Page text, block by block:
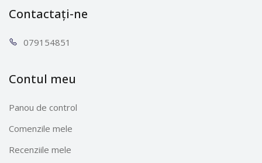
Contactați-ne
0791 54851
Contul meu
Panou de control
Comenzile mele
Recenziile mele